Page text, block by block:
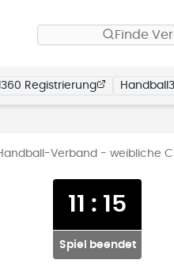
Finde
Registrierung
Verband - weibliche
11 : 15
Spiel beendet